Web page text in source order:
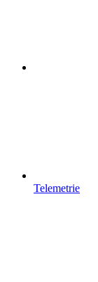
Telemetrie